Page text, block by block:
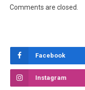
Comments are closed.
Facebook
Instagram